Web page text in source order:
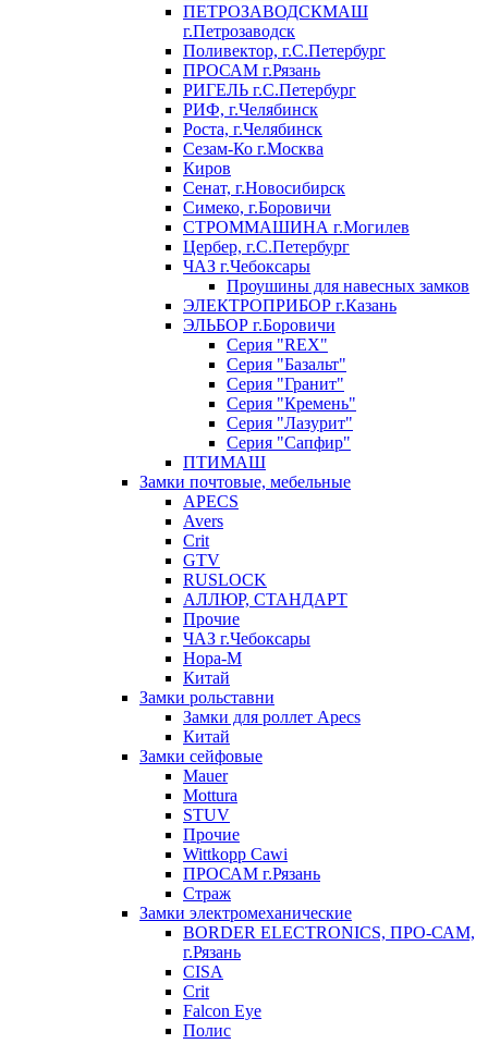
ПЕТРОЗАВОДСКМАШ
г.Петрозаводск
Поливектор, г.С.Петербург
ПРОСАМ г.Рязань
РИГЕЛЬ г.С.Петербург
РИФ, г.Челябинск
Роста, г.Челябинск
Сезам-Ко г.Москва
Киров
Сенат, г.Новосибирск
Симеко, г.Боровичи
СТРОММАШИНА г.Могилев
Цербер, г.С.Петербург
ЧАЗ г.Чебоксары
Проушины для навесных замков
ЭЛЕКТРОПРИБОР г.Казань
ЭЛЬБОР г.Боровичи
Серия "REX"
Серия "Базальт"
Серия "Гранит"
Серия "Кремень"
Серия "Лазурит"
Серия "Сапфир"
ПТИМАШ
Замки почтовые, мебельные
APECS
Avers
Crit
GTV
RUSLOCK
АЛЛЮР, СТАНДАРТ
Прочие
ЧАЗ г.Чебоксары
Нора-М
Китай
Замки рольставни
Замки для роллет Apecs
Китай
Замки сейфовые
Mauer
Mottura
STUV
Прочие
Wittkopp Cawi
ПРОСАМ г.Рязань
Страж
Замки электромеханические
BORDER ELECTRONICS, ПРО-САМ,
г.Рязань
CISA
Crit
Falcon Eye
Полис